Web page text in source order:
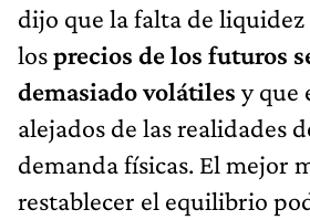
dijo que la falta de
losprecios de los futuros
demasiado volátiles y que
alejados de las realidades
demanda físicas. El mejor
restablecer el equilibrio